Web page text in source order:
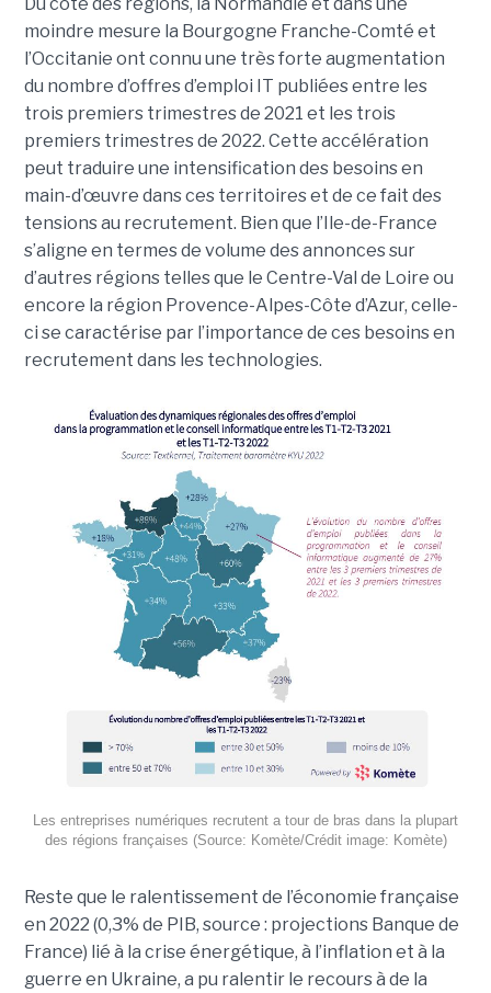
moindre mesure la Bourgogne Franche-Comté et
l’Occitanie ont connu une très forte augmentation
du nombre d’offres d’emploi IT publiées entre les
trois premiers trimestres de 2021 et les trois
premiers trimestres de 2022. Cette accélération
peut traduire une intensification des besoins en
main-d’œuvre dans ces territoires et de ce fait des
tensions au recrutement. Bien que l’Ile-de-France
s’aligne en termes de volume des annonces sur
d’autres régions telles que le Centre-Val de Loire ou
encore la région Provence-Alpes-Côte d’Azur, celle-
ci se caractérise par l’importance de ces besoins en
recrutement dans les technologies.
Les entreprises numériques recrutent a tour de bras dans la plupart
des régions françaises (Source: Komète/Crédit image: Komète)
Reste que le ralentissement de l’économie française
en 2022 (0,3% de PIB, source : projections Banque de
France) lié à la crise énergétique, à l’inflation et à la
guerre en Ukraine, a pu ralentir le recours à de la